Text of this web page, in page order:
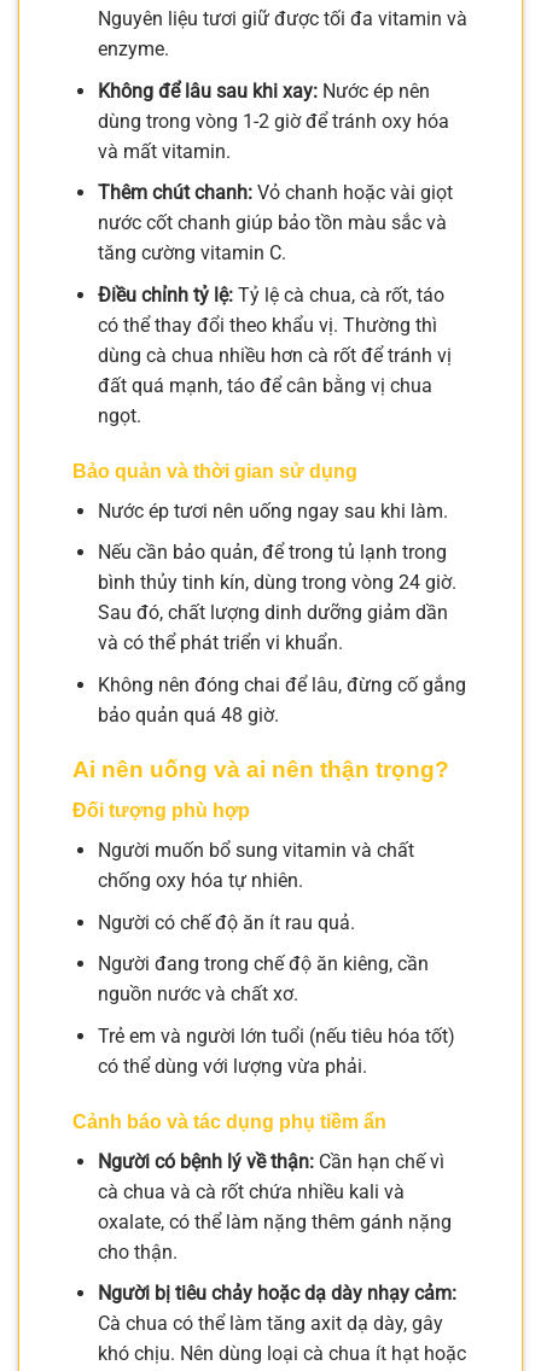
Nguyên liệu tươi giữ được tối đa vitamin và
enzyme.
Không để lâu sau khi xay:Nước ép nên
dùng trong vòng 1-2 giờ để tránh oxy hóa
và mất vitamin.
Thêm chút chanh:Vỏ chanh hoặc vài giọt
nước cốt chanh giúp bảo tồn màu sắc và
tăng cường vitamin C.
Điều chỉnh tỷ lệ:Tỷ lệ cà chua, cà rốt, táo
có thể thay đổi theo khẩu vị. Thường thì
dùng cà chua nhiều hơn cà rốt để tránh vị
đất quá mạnh, táo để cân bằng vị chua
ngọt.
Bảo quản và thời gian sử dụng
Nước ép tươi nên uống ngay sau khi làm.
Nếu cần bảo quản, để trong tủ lạnh trong
bình thủy tinh kín, dùng trong vòng 24 giờ.
Sau đó, chất lượng dinh dưỡng giảm dần
và có thể phát triển vi khuẩn.
Không nên đóng chai để lâu, đừng cố gắng
bảo quản quá 48 giờ.
Ai nên uống và ai nên thận trọng?
Đối tượng phù hợp
Người muốn bổ sung vitamin và chất
chống oxy hóa tự nhiên.
Người có chế độ ăn ít rau quả.
Người đang trong chế độ ăn kiêng, cần
nguồn nước và chất xơ.
Trẻ em và người lớn tuổi (nếu tiêu hóa tốt)
có thể dùng với lượng vừa phải.
Cảnh báo và tác dụng phụ tiềm ẩn
Người có bệnh lý về thận:Cần hạn chế vì
cà chua và cà rốt chứa nhiều kali và
oxalate, có thể làm nặng thêm gánh nặng
cho thận.
Người bị tiêu chảy hoặc dạ dày nhạy cảm:
Cà chua có thể làm tăng axit dạ dày, gây
khó chịu. Nên dùng loại cà chua ít hạt hoặc